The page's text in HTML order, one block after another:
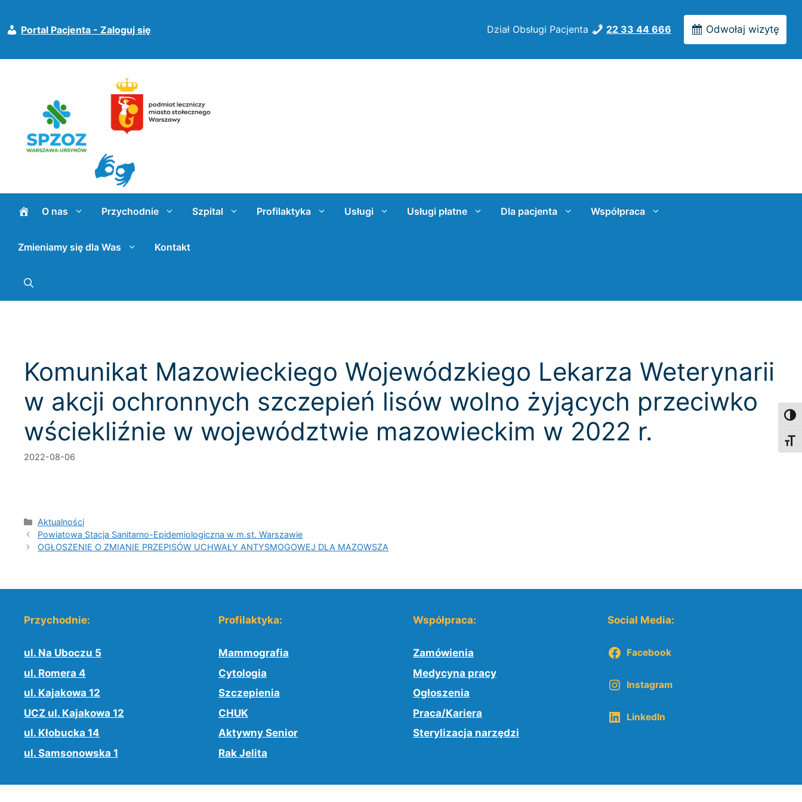
treści
Dział Obsługi Pacjenta 22 33 44 666 Odwołaj wizytę
Portal Pacjenta - Zaloguj się
O nas Przychodnie Szpital Profilaktyka Usługi Usługi płatne Dla pacjenta Współpraca
Zmieniamy się dla Was Kontakt
Komunikat Mazowieckiego Wojewódzkiego Lekarza Weterynarii
w akcji ochronnych szczepień lisów wolno żyjących przeciwko
wściekliźnie w województwie mazowieckim w 2022 r.
2022-08-06
Kategorie
Aktualności
Powiatowa Stacja Sanitarno-Epidemiologiczna w m.st. Warszawie
OGŁOSZENIE O ZMIANIE PRZEPISÓW UCHWAŁY ANTYSMOGOWEJ DLA MAZOWSZA
Przychodnie:
ul. Na Uboczu 5
ul. Romera 4
ul. Kajakowa 12
UCZ ul. Kajakowa 12
ul. Kłobucka 14
ul. Samsonowska 1
Profilaktyka:
Mammografia
Cytologia
Szczepienia
CHUK
Aktywny Senior
Rak Jelita
Współpraca:
Zamówienia
Medycyna pracy
Ogłoszenia
Praca/Kariera
Sterylizacja narzędzi
Social Media:
Facebook
Instagram
LinkedIn